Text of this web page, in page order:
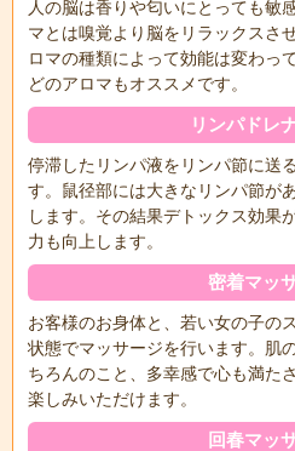
人の脳は香りや匂いにとっても敏
マとは嗅覚より脳をリラックスさ
ロマの種類によって効能は変わっ
どのアロマもオススメです。
リンパドレ
停滞したリンパ液をリンパ節に送
す。鼠径部には大きなリンパ節が
します。その結果デトックス効果
力も向上します。
密着マッ
お客様のお身体と、若い女の子の
状態でマッサージを行います。肌
ちろんのこと、多幸感で心も満た
楽しみいただけます。
回春マッ